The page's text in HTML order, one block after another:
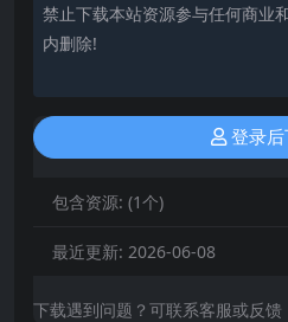
禁止下载本站资源参与任何商业
内删除!
登录后
包含资源: (1个)
最近更新: 2026-06-08
下载遇到问题？可联系客服或反馈